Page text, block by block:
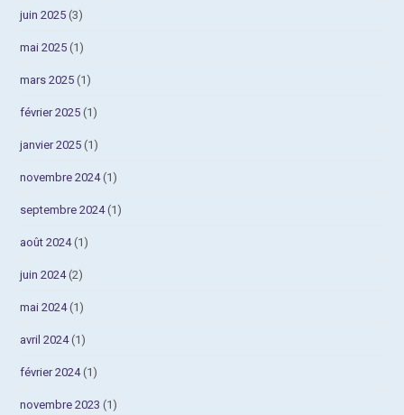
juin 2025 (3)
mai 2025 (1)
mars 2025 (1)
février 2025 (1)
janvier 2025 (1)
novembre 2024(1)
septembre 2024(1)
août 2024(1)
juin 2024(2)
mai 2024(1)
avril 2024(1)
février 2024(1)
novembre 2023 (1)